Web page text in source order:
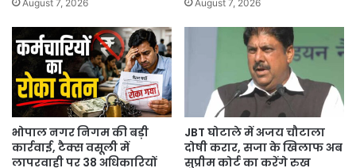
August 7, 2026 August 7, 2026
भोपाल नगर निगम की बड़ी
कार्रवाई, टैक्स वसूली में
लापरवाही पर 38 अधिकारियों
JBT घोटाले में अजय चौटाला
दोषी करार, सजा के खिलाफ अब
सुप्रीम कोर्ट का करेंगे रुख